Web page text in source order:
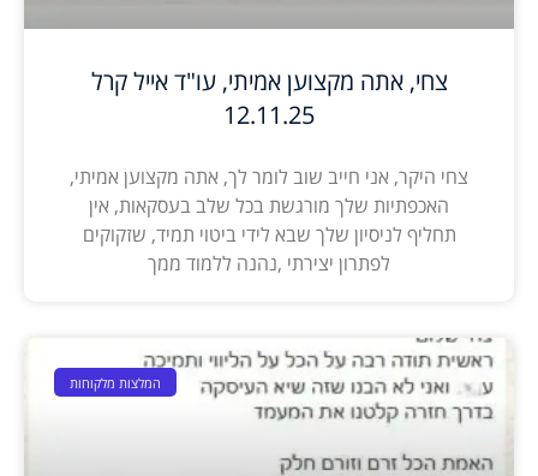
צחי, אתה מקצוען אמיתי, עו"ד אייל קרל
12.11.25
צחי היקר, אני חייב שוב לומר לך, אתה מקצוען אמיתי,
האכפתיות שלך מורגשת בכל שלב בעסקאות, אין
תחליף לניסיון שלך שבא לידי ביטוי תמיד, שזקוקים
לפתרון יצירתי ,נהנה ללמוד ממך
המלצות מלקוחות